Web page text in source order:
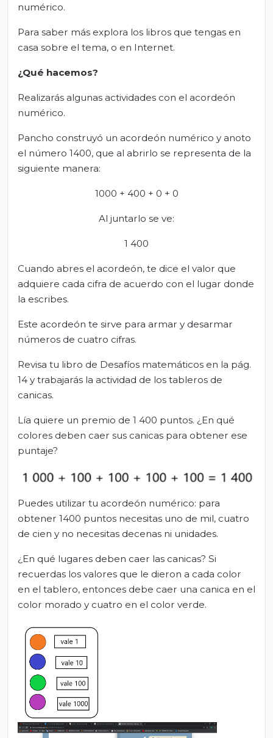
numérico.
Para saber más explora los libros que tengas en
casa sobre el tema, o en Internet.
¿Qué hacemos?
Realizarás algunas actividades con el acordeón
numérico.
Pancho construyó un acordeón numérico y anoto
el número 1400, que al abrirlo se representa de la
siguiente manera:
1000 + 400 + 0 + 0
Al juntarlo se ve:
1 400
Cuando abres el acordeón, te dice el valor que
adquiere cada cifra de acuerdo con el lugar donde
la escribes.
Este acordeón te sirve para armar y desarmar
números de cuatro cifras.
Revisa tu libro de Desafíos matemáticos en la pág.
14 y trabajarás la actividad de los tableros de
canicas.
Lía quiere un premio de 1 400 puntos. ¿En qué
colores deben caer sus canicas para obtener ese
puntaje?
Puedes utilizar tu acordeón numérico: para
obtener 1400 puntos necesitas uno de mil, cuatro
de cien y no necesitas decenas ni unidades.
¿En qué lugares deben caer las canicas? Si
recuerdas los valores que le dieron a cada color
en el tablero, entonces debe caer una canica en el
color morado y cuatro en el color verde.